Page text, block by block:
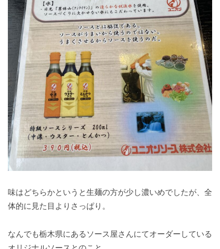
味はどちらかというと生麺の方が少し濃いめでしたが、全
体的に見た目よりさっぱり。
なんでも栃木県にあるソース屋さんにてオーダーしている